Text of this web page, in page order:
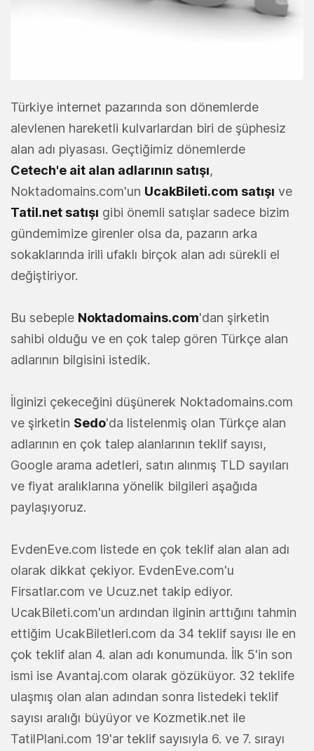
Türkiye internet pazarında son dönemlerde
alevlenen hareketli kulvarlardan biri de şüphesiz
alan adı piyasası. Geçtiğimiz dönemlerde
Cetech'e ait alan adlarının satışı,
Noktadomains.com'un UcakBileti.com satışı ve
Tatil.net satışı gibi önemli satışlar sadece bizim
gündemimize girenler olsa da, pazarın arka
sokaklarında irili ufaklı birçok alan adı sürekli el
değiştiriyor.
Bu sebeple Noktadomains.com'dan şirketin
sahibi olduğu ve en çok talep gören Türkçe alan
adlarının bilgisini istedik.
İlginizi çekeceğini düşünerek Noktadomains.com
ve şirketin Sedo'da listelenmiş olan Türkçe alan
adlarının en çok talep alanlarının teklif sayısı,
Google arama adetleri, satın alınmış TLD sayıları
ve fiyat aralıklarına yönelik bilgileri aşağıda
paylaşıyoruz.
EvdenEve.com listede en çok teklif alan alan adı
olarak dikkat çekiyor. EvdenEve.com'u
Firsatlar.com ve Ucuz.net takip ediyor.
UcakBileti.com'un ardından ilginin arttığını tahmin
ettiğim UcakBiletleri.com da 34 teklif sayısı ile en
çok teklif alan 4. alan adı konumunda. İlk 5'in son
ismi ise Avantaj.com olarak gözüküyor. 32 teklife
ulaşmış olan alan adından sonra listedeki teklif
sayısı aralığı büyüyor ve Kozmetik.net ile
TatilPlani.com 19'ar teklif sayısıyla 6. ve 7. sırayı